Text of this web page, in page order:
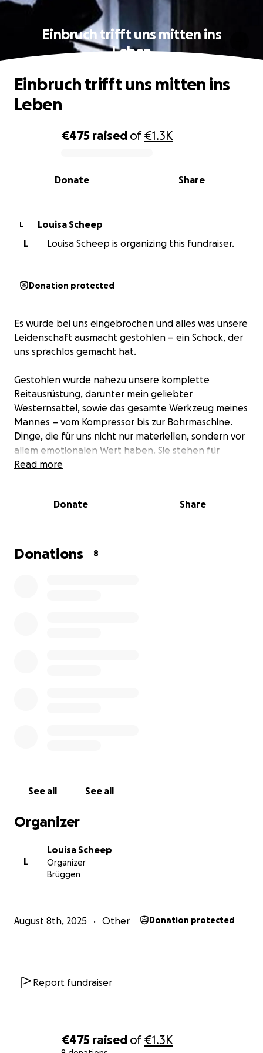
€475 raised of€1.3K
Einbruch trifft uns mitten ins
Leben
0% complete
€475 raised of€1.3K
Share
Donate
Einbruch trifft uns mitten ins
Leben
L
Louisa Scheep
L
Louisa Scheep is organizing this fundraiser.
Donation protected
Es wurde bei uns eingebrochen und alles was unsere
Leidenschaft ausmacht gestohlen – ein Schock, der
uns sprachlos gemacht hat.
Gestohlen wurde nahezu unsere komplette
Reitausrüstung, darunter mein geliebter
Westernsattel, sowie das gesamte Werkzeug meines
Mannes – vom Kompressor bis zur Bohrmaschine.
Dinge, die für uns nicht nur materiellen, sondern vor
allem emotionalen Wert haben. Sie stehen für
unsere Leidenschaft, für das, was uns ausmacht.
den Schaden auf, da der Lagerraum zwar auf
Read more
Donate Share
Donations 8
See all See all
Organizer
L
Louisa Scheep
Organizer
Brüggen
August 8th, 2025 Other Donation protected
Report fundraiser